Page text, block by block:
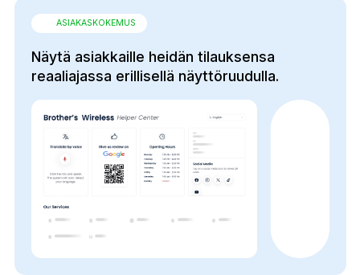
ASIAKASKOKEMUS
Näytä asiakkaille heidän tilauksensa
reaaliajassa erillisellä näyttöruudulla.